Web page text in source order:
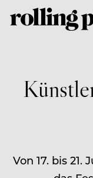
Von 17. bis 21.